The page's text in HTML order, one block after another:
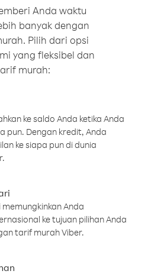
Anda waktu
banyak dengan
Pilih dari opsi
yang fleksibel dan
murah:
ke saldo Anda ketika Anda
pun. Dengan kredit, Anda
ke siapa pun di dunia
Anda
ke tujuan pilihan Anda
tarif murah Viber.